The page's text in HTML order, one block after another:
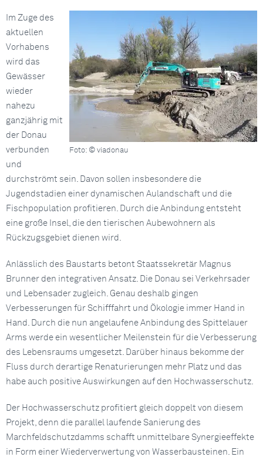
Foto: © viadonau
Im Zuge des
aktuellen
Vorhabens
wird das
Gewässer
wieder
nahezu
ganzjährig mit
der Donau
verbunden
und
durchströmt sein. Davon sollen insbesondere die
Jugendstadien einer dynamischen Aulandschaft und die
Fischpopulation profitieren. Durch die Anbindung entsteht
eine große Insel, die den tierischen Aubewohnern als
Rückzugsgebiet dienen wird.
Anlässlich des Baustarts betont Staatssekretär Magnus
Brunner den integrativen Ansatz. Die Donau sei Verkehrsader
und Lebensader zugleich. Genau deshalb gingen
Verbesserungen für Schifffahrt und Ökologie immer Hand in
Hand. Durch die nun angelaufene Anbindung des Spittelauer
Arms werde ein wesentlicher Meilenstein für die Verbesserung
des Lebensraums umgesetzt. Darüber hinaus bekomme der
Fluss durch derartige Renaturierungen mehr Platz und das
habe auch positive Auswirkungen auf den Hochwasserschutz.
Der Hochwasserschutz profitiert gleich doppelt von diesem
Projekt, denn die parallel laufende Sanierung des
Marchfeldschutzdamms schafft unmittelbare Synergieeffekte
in Form einer Wiederverwertung von Wasserbausteinen. Ein